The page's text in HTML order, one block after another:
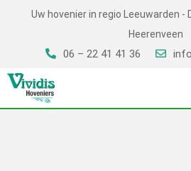
Uw hovenier in regio Leeuwarden -
Heerenveen
06 – 22 41 41 36